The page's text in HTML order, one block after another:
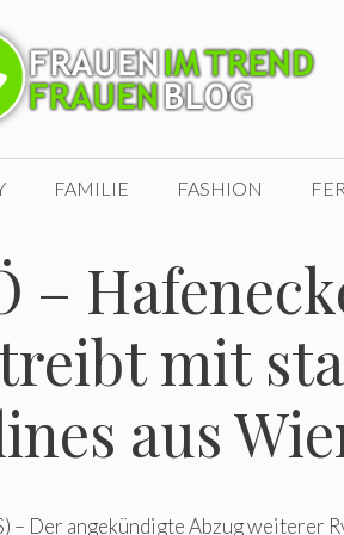
FAMILIE FASHION
–
mit
aus
– Der angekündigte Abzug weiterer